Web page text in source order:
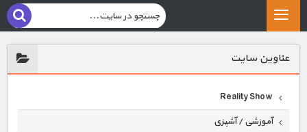
عناوين سايت
Reality Show
آموزشی / آشپزی